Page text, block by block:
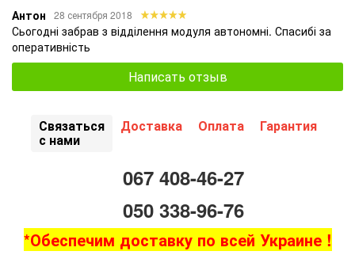
Антон
28 сентября 2018
Сьогодні забрав з відділення модуля автономні. Спасибі за
оперативність
Написать отзыв
Связаться
с нами
Доставка Оплата Гарантия
067 408-46-27
050 338-96-76
*Обеспечим доставку по всей Украине !